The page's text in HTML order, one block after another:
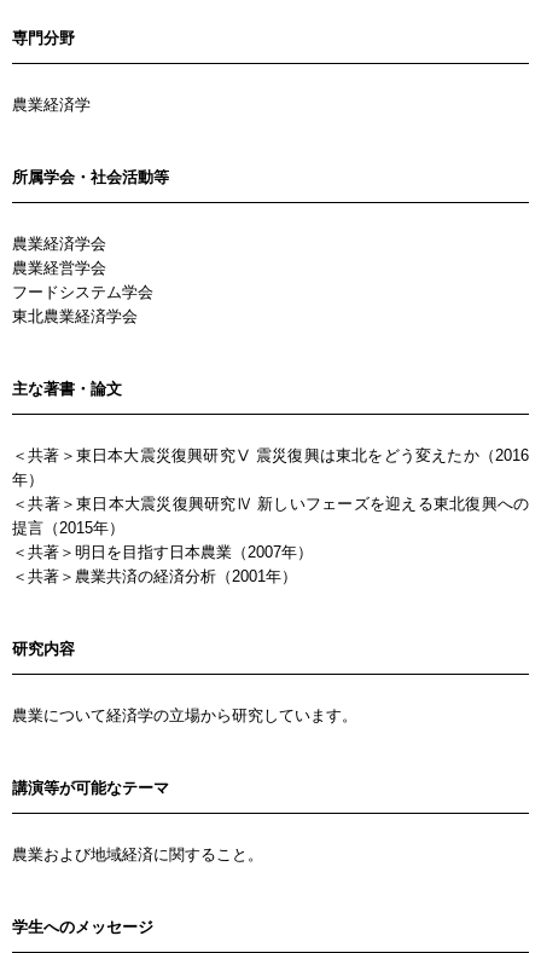
専門分野
農業経済学
所属学会・社会活動等
農業経済学会
農業経営学会
フードシステム学会
東北農業経済学会
主な著書・論文
＜共著＞東日本大震災復興研究Ⅴ 震災復興は東北をどう変えたか（2016
年）
＜共著＞東日本大震災復興研究Ⅳ 新しいフェーズを迎える東北復興への
提言（2015年）
＜共著＞明日を目指す日本農業（2007年）
＜共著＞農業共済の経済分析（2001年）
研究内容
農業について経済学の立場から研究しています。
講演等が可能なテーマ
農業および地域経済に関すること。
学生へのメッセージ